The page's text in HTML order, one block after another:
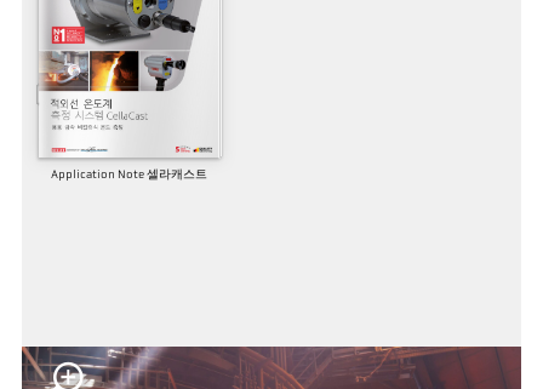
Application Note 셀라캐스트